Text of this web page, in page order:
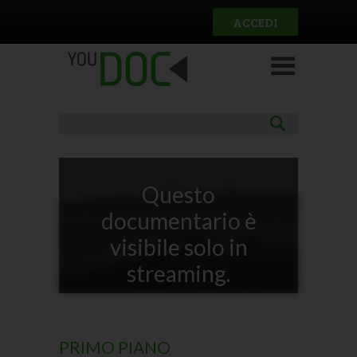
ACCEDI
Questo
documentario è
visibile solo in
streaming.
PRIMO PIANO